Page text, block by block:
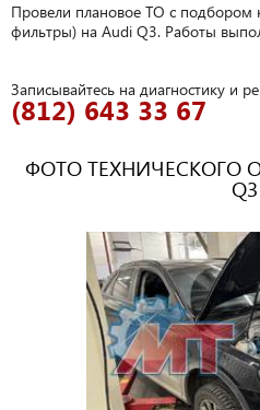
Провели плановое ТО с подбором
фильтры) на Audi Q3. Работы
Записывайтесь на диагностику и
(812) 643 33 67
ФОТО ТЕХНИЧЕСКОГО
Q3